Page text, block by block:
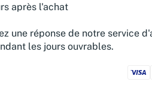
après l'achat
une réponse de notre service
les jours ouvrables.